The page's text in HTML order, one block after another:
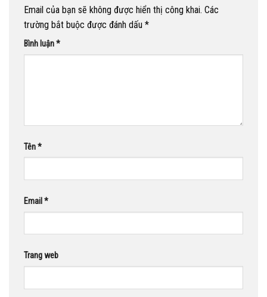
Email của bạn sẽ không được hiển thị công khai. Các
trường bắt buộc được đánh dấu *
Bình luận*
Tên*
Email *
Trang web